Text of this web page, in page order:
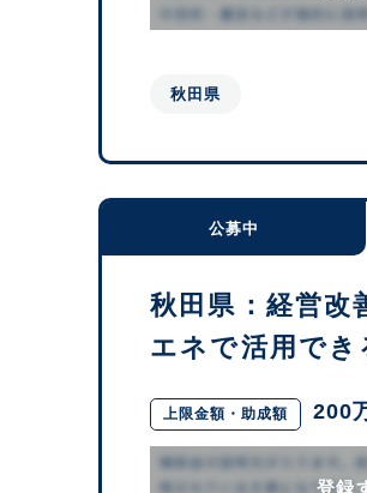
秋田県
公募中
秋田県：経営改
エネで活用でき
上限金額・助成額 200
登録